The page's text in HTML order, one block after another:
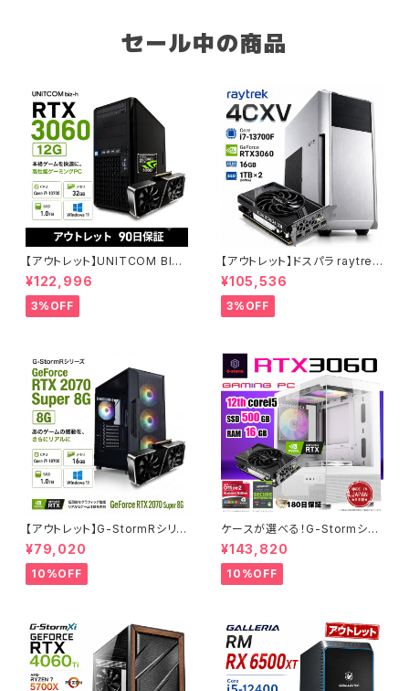
セール中の商品
【アウトレット】UNITCOM BIZ-
H RTX 3060 Core i7-1070
0 メモリ32GB SSD1TB ゲーミ
ングPC アウトレット プロ仕様 9
0日保証
¥122,996
3%OFF
【アウトレット】ドスパラ raytrek
4CXV RTX3060 Core i7-13
700F メモリ16GB SSD1TBx2
クリエイターPC 1点限り 90日
保証
¥105,536
3%OFF
【アウトレット】G-StormRシリ
ーズ GeForce RTX 2070 Su
per Core i7-8700 16GBメモ
リ SSD1.0TB Windows11 ゲ
ーミングPC 90日保証
¥79,020
10%OFF
ケースが選べる！G-Stormシリ
ーズ ゲーミングPC 人気のRTX
4060 3060 12G搭載 デスクト
ップPC タワー型 第12世代 CP
U Core i5-12400 - 16GBメ
¥143,820
10%OFF